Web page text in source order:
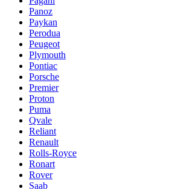
Panoz
Paykan
Perodua
Peugeot
Plymouth
Pontiac
Porsche
Premier
Proton
Puma
Qvale
Reliant
Renault
Rolls-Royce
Ronart
Rover
Saab